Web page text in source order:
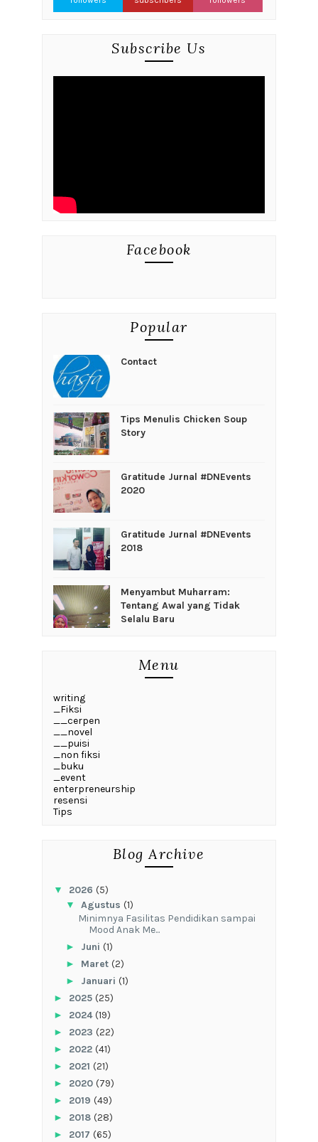
Subscribe Us
Facebook
Popular
Contact
Tips Menulis Chicken Soup
Story
Gratitude Jurnal #DNEvents
2020
Gratitude Jurnal #DNEvents
2018
Menyambut Muharram:
Tentang Awal yang Tidak
Selalu Baru
Menu
writing
_Fiksi
__cerpen
__novel
__puisi
_non fiksi
_buku
_event
enterpreneurship
resensi
Tips
Blog Archive
▼ 2026 (5)
▼ Agustus (1)
‎Minimnya Fasilitas Pendidikan sampai
Mood Anak Me...
► Juni (1)
► Maret (2)
► Januari (1)
► 2025 (25)
► 2024(19)
► 2023 (22)
► 2022 (41)
► 2021 (21)
► 2020 (79)
► 2019 (49)
► 2018 (28)
► 2017 (65)